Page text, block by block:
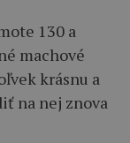
130 a
machové
krásnu a
na nej znova